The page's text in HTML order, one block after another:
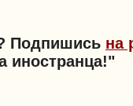
Подпишись на
иностранца!"